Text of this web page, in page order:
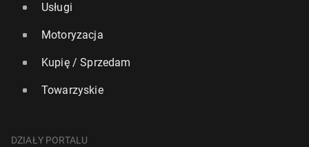
Usługi
Motoryzacja
Kupię / Sprzedam
Towarzyskie
DZIAŁY PORTALU